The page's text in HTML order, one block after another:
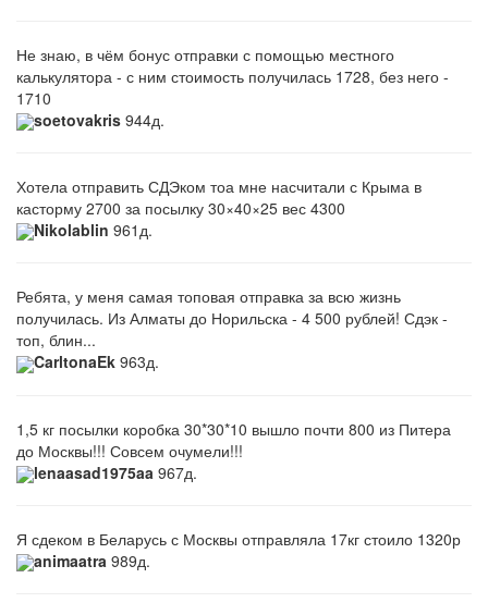
Не знаю, в чём бонус отправки с помощью местного
калькулятора - с ним стоимость получилась 1728, без него -
1710
soetovakris 944д.
Хотела отправить СДЭком тоа мне насчитали с Крыма в
касторму 2700 за посылку 30×40×25 вес 4300
Nikolablin 961д.
Ребята, у меня самая топовая отправка за всю жизнь
получилась. Из Алматы до Норильска - 4 500 рублей! Сдэк -
топ, блин...
CarltonaEk 963д.
1,5 кг посылки коробка 30*30*10 вышло почти 800 из Питера
до Москвы!!! Совсем очумели!!!
lenaasad1975aa 967д.
Я сдеком в Беларусь с Москвы отправляла 17кг стоило 1320р
animaatra 989д.